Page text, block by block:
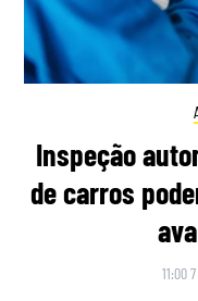
Inspeção
de carros
11:00